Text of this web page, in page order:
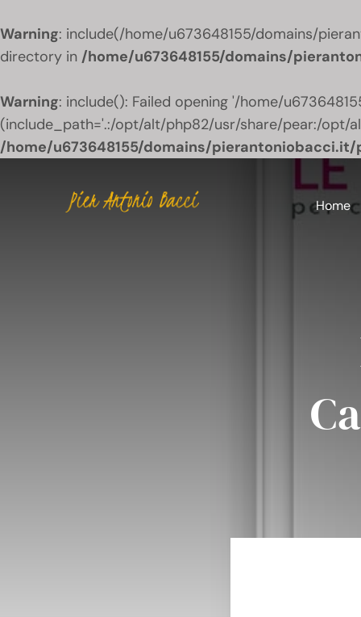
Warning: include(/home/u673648155/domains/
directory in /home/u673648155/domains/
Warning: include(): Failed opening '/home/
(include_path='.:/opt/alt/php82/usr/share/pear:/opt/
/home/u673648155/domains/
contenuto
Home